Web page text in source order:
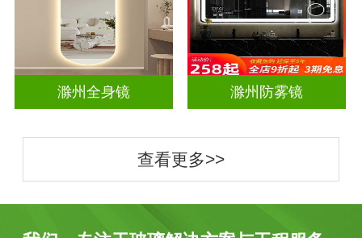
滁州全身镜 滁州防雾镜
查看更多>>